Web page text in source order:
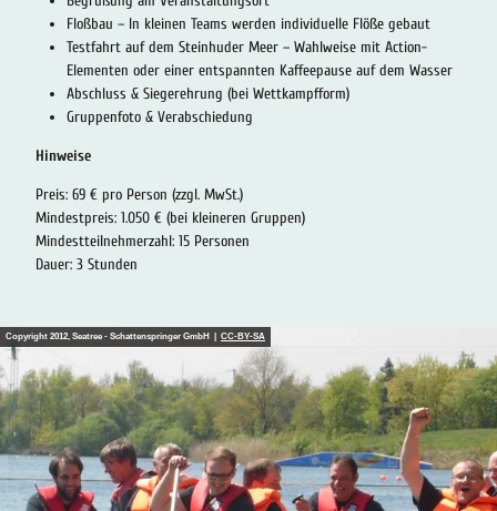
Copyright 2012, Seatree - Schattenspringer GmbH | CC-BY-SA
Floßbau – In kleinen Teams werden individuelle Flöße gebaut
Testfahrt auf dem Steinhuder Meer – Wahlweise mit Action-
Elementen oder einer entspannten Kaffeepause auf dem Wasser
Abschluss & Siegerehrung (bei Wettkampfform)
Gruppenfoto & Verabschiedung
Hinweise
Preis: 69 € pro Person (zzgl. MwSt.)
Mindestpreis: 1.050 € (bei kleineren Gruppen)
Mindestteilnehmerzahl: 15 Personen
Dauer: 3 Stunden